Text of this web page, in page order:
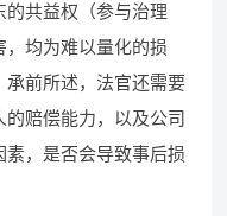
共益权（参与治理
均为难以量化的损
承前所述，法官还需要
赔偿能力，以及公司
，是否会导致事后损